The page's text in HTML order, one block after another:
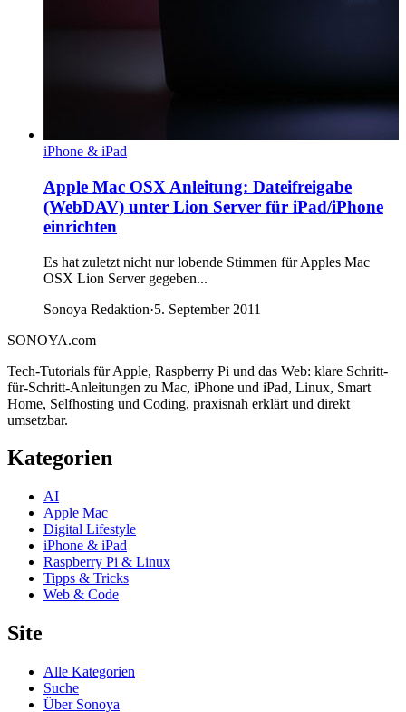
iPhone & iPad
Apple Mac OSX Anleitung: Dateifreigabe
(WebDAV) unter Lion Server für iPad/iPhone
einrichten
Es hat zuletzt nicht nur lobende Stimmen für Apples Mac
OSX Lion Server gegeben...
Sonoya Redaktion·5. September 2011
SONOYA.com
Tech-Tutorials für Apple, Raspberry Pi und das Web: klare Schritt-
für-Schritt-Anleitungen zu Mac, iPhone und iPad, Linux, Smart
Home, Selfhosting und Coding, praxisnah erklärt und direkt
umsetzbar.
Kategorien
AI
Apple Mac
Digital Lifestyle
iPhone & iPad
Raspberry Pi & Linux
Tipps & Tricks
Web & Code
Site
Alle Kategorien
Suche
Über Sonoya